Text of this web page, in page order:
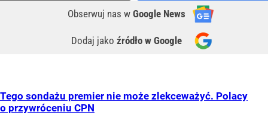
Obserwuj nas w Google News
Dodaj jako źródło w Google
Tego sondażu premier nie może zlekceważyć. Polacy
o przywróceniu CPN